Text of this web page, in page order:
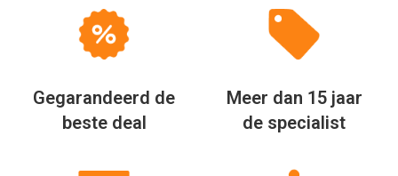
Gegarandeerd de
beste deal
Meer dan 15 jaar
de specialist